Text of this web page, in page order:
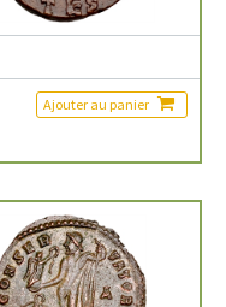
Ajouter au panier